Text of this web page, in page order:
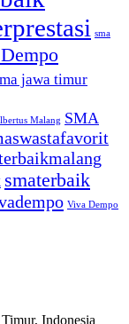
sma
jawa timur
Malang SMA
smaterbaik
Viva Dempo
Indonesia